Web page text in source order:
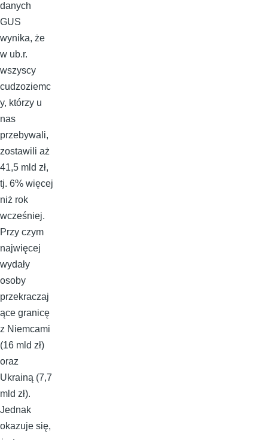
danych
GUS
wynika, że
w ub.r.
wszyscy
cudzoziemc
y, którzy u
nas
przebywali,
zostawili aż
41,5 mld zł,
tj. 6% więcej
niż rok
wcześniej.
Przy czym
najwięcej
wydały
osoby
przekraczaj
ące granicę
z Niemcami
(16 mld zł)
oraz
Ukrainą (7,7
mld zł).
Jednak
okazuje się,